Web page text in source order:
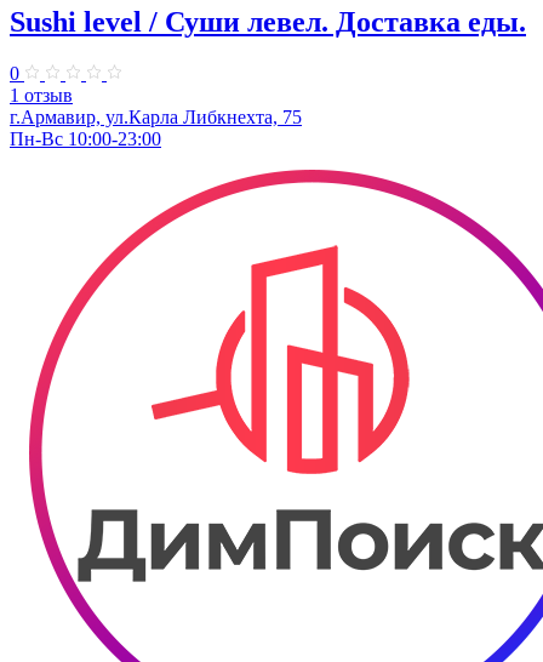
Sushi level / Суши левел. Доставка еды.
0
1 отзыв
г.Армавир, ул.Карла Либкнехта, 75
Пн-Вс 10:00-23:00